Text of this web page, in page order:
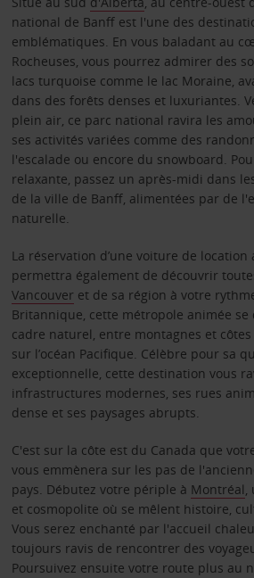
national de Banff est l'une des
emblématiques. En vous baladant au
Rocheuses, vous pourrez admirer des
lacs turquoise comme le lac Moraine,
dans des forêts denses et luxuriantes.
plein air, ce parc national ravira les
ses activités variées comme des
l'escalade ou encore du snowboard.
relaxante, passez un après-midi dans
de la ville de Banff, alimentées par de
naturelle.
La réservation d’une voiture de location
permettra également de découvrir
Vancouver et de sa région à votre
Britannique, cette métropole animée se
cadre naturel, entre montagnes et
sur l’océan Pacifique. Célèbre pour sa
exceptionnelle, cette destination vous
infrastructures modernes, ses rues
dense et ses paysages abrupts.
C'est sur la côte est du Canada que
vous emmènera sur les pas de
pays. Débutez votre périple à Montréal,
et cosmopolite où se mêlent histoire,
Vous serez enchanté par l'accueil
toujours ravis de rencontrer des
Poursuivez ensuite votre route plus au